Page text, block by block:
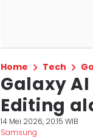
Home Tech
Galaxy AI
Editing
14 Mei 2026, 20:15 WIB
Samsung